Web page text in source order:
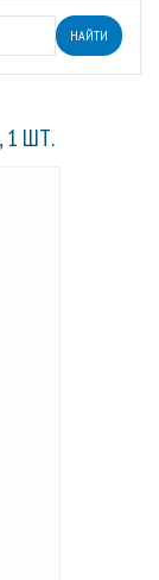
НАЙТИ
1 ШТ.